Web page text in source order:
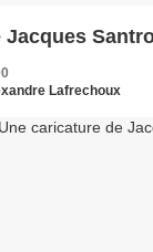
Lafrechoux